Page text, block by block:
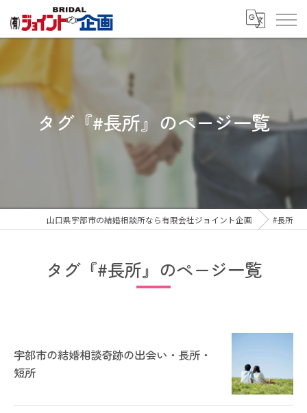
タグ『#長所』のページ一覧
山口県宇部市の結婚相談所なら有限会社ジョイント企画 #長所
タグ『#長所』のページ一覧
宇部市の結婚相談奇跡の出会い・長所・
短所